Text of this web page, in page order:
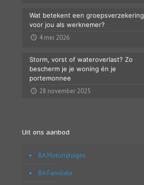
Wat betekent een groepsverzekering
voor jou als werknemer?
4 mei 2026
Storm, vorst of wateroverlast? Zo
bescherm je je woning én je
portemonnee
28 november 2025
Uit ons aanbod
BA Motorrijtuigen
BA Familiale